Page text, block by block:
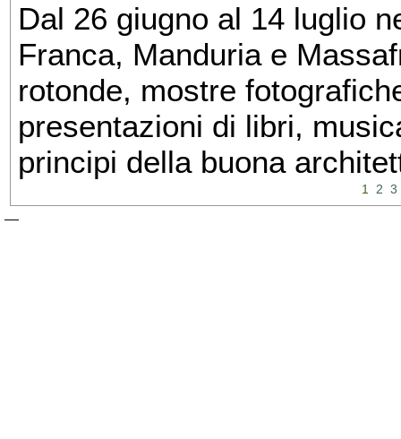
Dal 26 giugno al 14 luglio
Franca, Manduria e
rotonde, mostre
presentazioni di libri,
principi della buona
1 2 3